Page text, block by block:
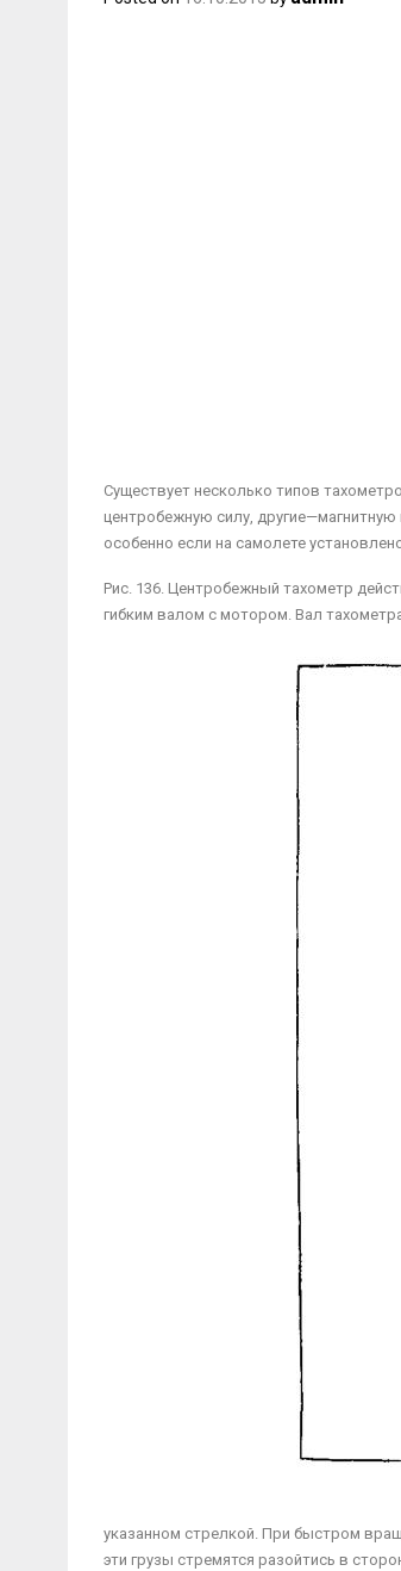
Существует несколько типов
центро­бежную силу,
особенно если на самолете
Рис. 136. Центробежный тахометр
гиб­ким валом с мотором. Вал
указанном стрелкой. При быстром
эти грузы стремятся разойтись в